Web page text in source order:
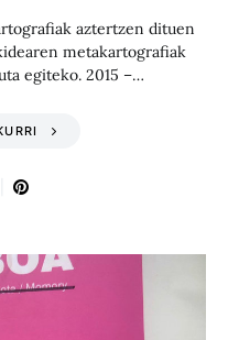
aztertzen dituen
metakartografiak
egiteko. 2015 –…